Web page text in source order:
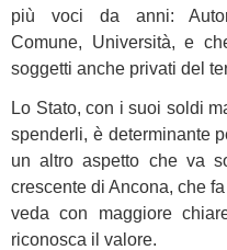
più voci da anni:
Comune, Università, e
soggetti anche privati del
Lo Stato, con i suoi soldi
spenderli, è determinante
un altro aspetto che va
crescente di Ancona, che fa
veda con maggiore
riconosca il valore.